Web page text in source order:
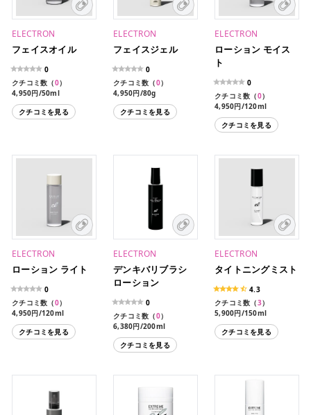
ELECTRON
フェイスオイル
0
クチコミ数（0）
4,950円/50ml
クチコミを見る
ELECTRON
フェイスジェル
0
クチコミ数（0）
4,950円/80g
クチコミを見る
ELECTRON
ローション モイス
ト
0
クチコミ数（0）
4,950円/120ml
クチコミを見る
ELECTRON
ローション ライト
0
クチコミ数（0）
4,950円/120ml
クチコミを見る
ELECTRON
デンキバリブラシ
ローション
0
クチコミ数（0）
6,380円/200ml
クチコミを見る
ELECTRON
タイトニングミスト
4.3
クチコミ数（3）
5,900円/150ml
クチコミを見る